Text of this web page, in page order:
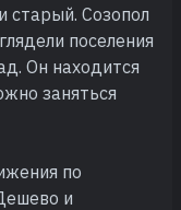
старый. Созопол
поселения
Он находится
заняться
по
и